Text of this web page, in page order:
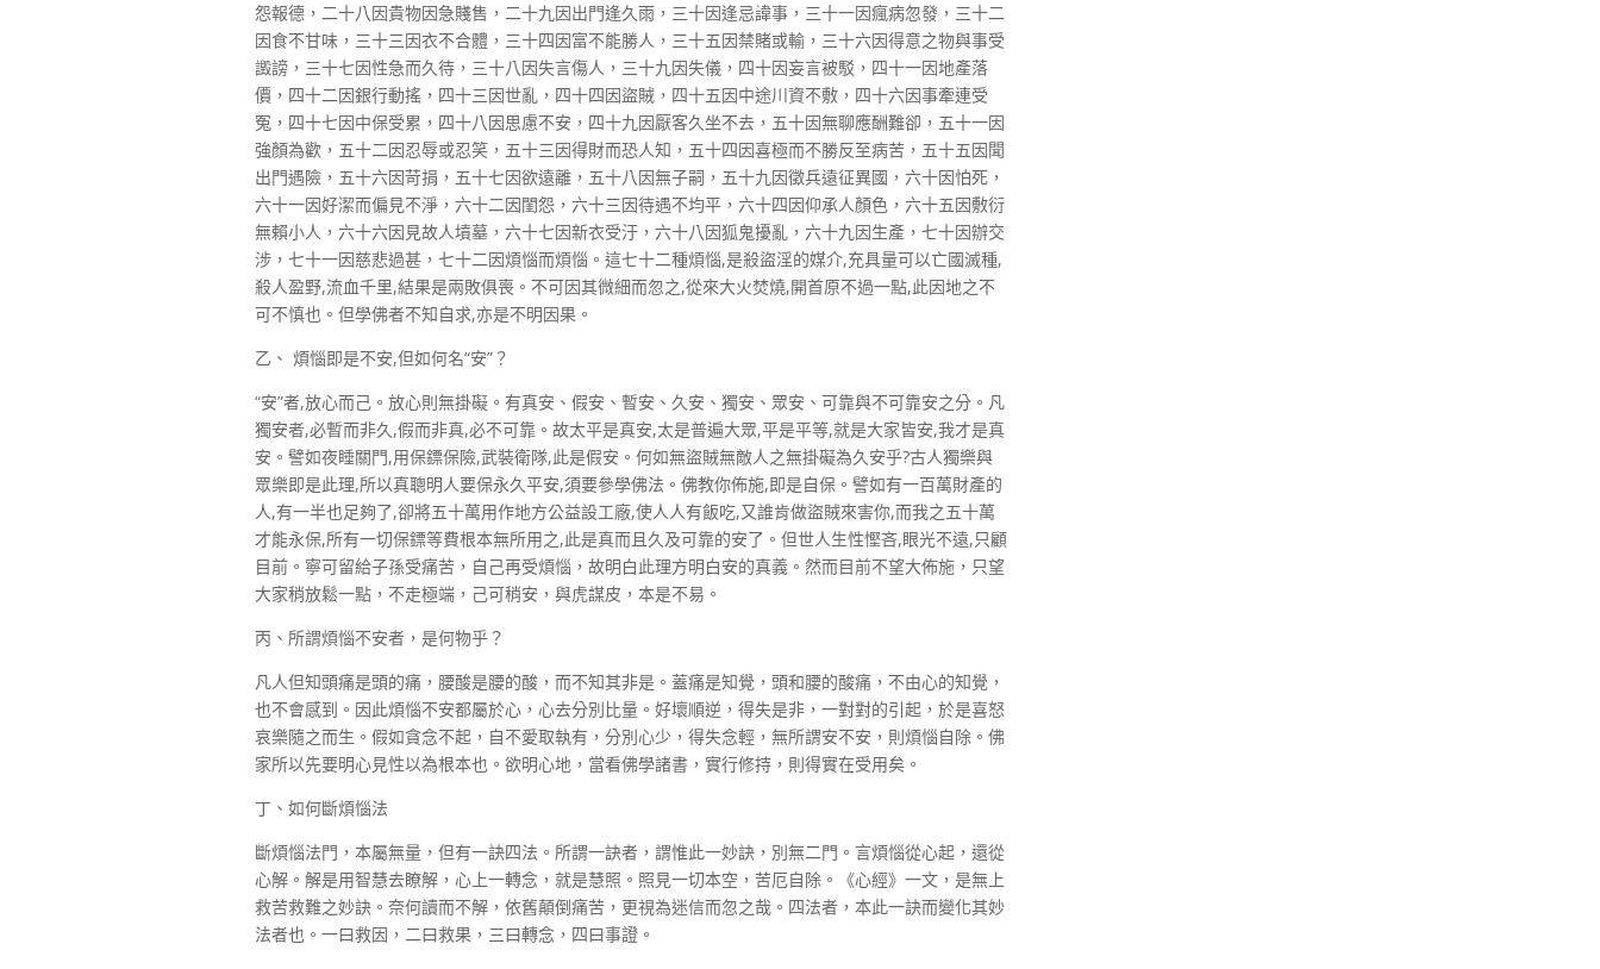
怨報德，二十八因貴物因急賤售，二十九因出門逢久雨，三十因逢忌諱事，三十一因瘋病忽發，三十二
因食不甘味，三十三因衣不合體，三十四因富不能勝人，三十五因禁賭或輸，三十六因得意之物與事受
譭謗，三十七因性急而久待，三十八因失言傷人，三十九因失儀，四十因妄言被駁，四十一因地產落
價，四十二因銀行動搖，四十三因世亂，四十四因盜賊，四十五因中途川資不敷，四十六因事牽連受
冤，四十七因中保受累，四十八因思慮不安，四十九因厭客久坐不去，五十因無聊應酬難卻，五十一因
強顏為歡，五十二因忍辱或忍笑，五十三因得財而恐人知，五十四因喜極而不勝反至病苦，五十五因聞
出門遇險，五十六因苛捐，五十七因欲遠離，五十八因無子嗣，五十九因徵兵遠征異國，六十因怕死，
六十一因好潔而偏見不淨，六十二因閨怨，六十三因待遇不均平，六十四因仰承人顏色，六十五因敷衍
無賴小人，六十六因見故人墳墓，六十七因新衣受汙，六十八因狐鬼擾亂，六十九因生產，七十因辦交
涉，七十一因慈悲過甚，七十二因煩惱而煩惱。這七十二種煩惱,是殺盜淫的媒介,充具量可以亡國滅種,
殺人盈野,流血千里,結果是兩敗俱喪。不可因其微細而忽之,從來大火焚燒,開首原不過一點,此因地之不
可不慎也。但學佛者不知自求,亦是不明因果。
乙、 煩惱即是不安,但如何名“安”？
“安”者,放心而己。放心則無掛礙。有真安、假安、暫安、久安、獨安、眾安、可靠與不可靠安之分。凡
獨安者,必暫而非久,假而非真,必不可靠。故太平是真安,太是普遍大眾,平是平等,就是大家皆安,我才是真
安。譬如夜睡關門,用保鏢保險,武裝衛隊,此是假安。何如無盜賊無敵人之無掛礙為久安乎?古人獨樂與
眾樂即是此理,所以真聰明人要保永久平安,須要參學佛法。佛教你佈施,即是自保。譬如有一百萬財產的
人,有一半也足夠了,卻將五十萬用作地方公益設工廠,使人人有飯吃,又誰肯做盜賊來害你,而我之五十萬
才能永保,所有一切保鏢等費根本無所用之,此是真而且久及可靠的安了。但世人生性慳吝,眼光不遠,只顧
目前。寧可留給子孫受痛苦，自己再受煩惱，故明白此理方明白安的真義。然而目前不望大佈施，只望
大家稍放鬆一點，不走極端，己可稍安，與虎謀皮，本是不易。
丙、所謂煩惱不安者，是何物乎？
凡人但知頭痛是頭的痛，腰酸是腰的酸，而不知其非是。蓋痛是知覺，頭和腰的酸痛，不由心的知覺，
也不會感到。因此煩惱不安都屬於心，心去分別比量。好壞順逆，得失是非，一對對的引起，於是喜怒
哀樂隨之而生。假如貪念不起，自不愛取執有，分別心少，得失念輕，無所謂安不安，則煩惱自除。佛
家所以先要明心見性以為根本也。欲明心地，當看佛學諸書，實行修持，則得實在受用矣。
丁、如何斷煩惱法
斷煩惱法門，本屬無量，但有一訣四法。所謂一訣者，謂惟此一妙訣，別無二門。言煩惱從心起，還從
心解。解是用智慧去瞭解，心上一轉念，就是慧照。照見一切本空，苦厄自除。《心經》一文，是無上
救苦救難之妙訣。奈何讀而不解，依舊顛倒痛苦，更視為迷信而忽之哉。四法者，本此一訣而變化其妙
法者也。一曰救因，二曰救果，三曰轉念，四曰事證。